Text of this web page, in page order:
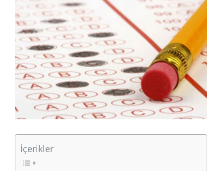
View
Larger
Image
İçerikler